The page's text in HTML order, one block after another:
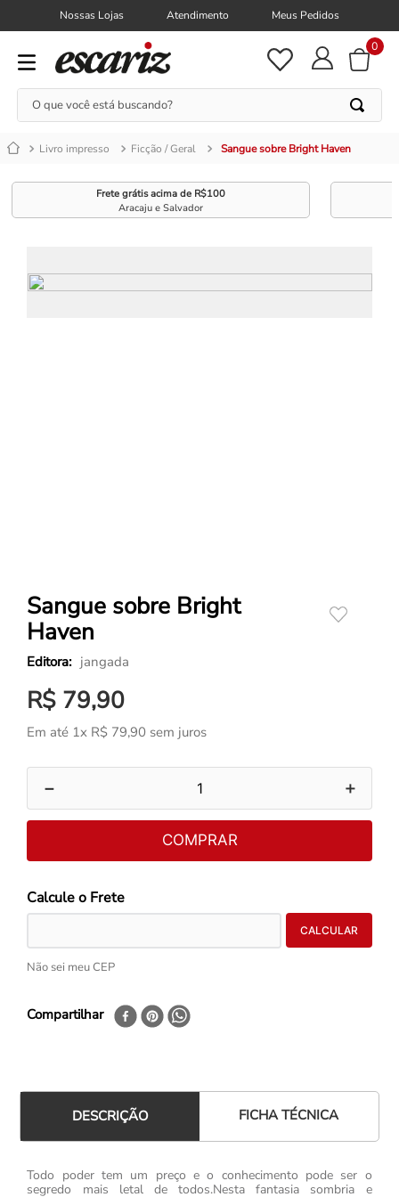
Nossas Lojas Atendimento Meus Pedidos
0
O que você está buscando?
Livro impresso Ficção / Geral Sangue sobre Bright Haven
Frete grátis acima de R$100
Aracaju e Salvador
Sangue sobre Bright
Haven
jangada
R$ 79,90
Em até 1x R$ 79,90 sem juros
＋
－
COMPRAR
Não sei meu CEP
Compartilhar
DESCRIÇÃO FICHA TÉCNICA
Todo poder tem um preço e o conhecimento pode ser o
segredo mais letal de todos.Nesta fantasia sombria e